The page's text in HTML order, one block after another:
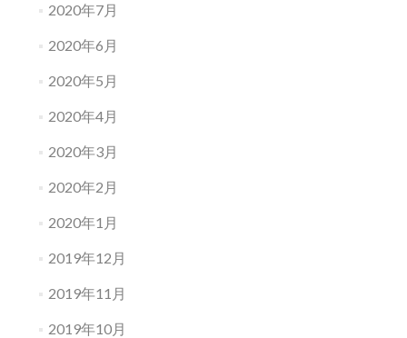
2020年7月
2020年6月
2020年5月
2020年4月
2020年3月
2020年2月
2020年1月
2019年12月
2019年11月
2019年10月